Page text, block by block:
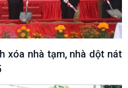
xóa nhà tạm, nhà dột nát